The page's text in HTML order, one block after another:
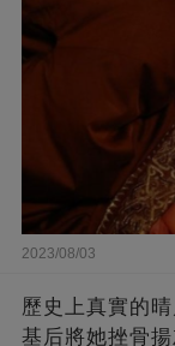
2023/08/03
歷史上真實的
基后將她挫骨揚